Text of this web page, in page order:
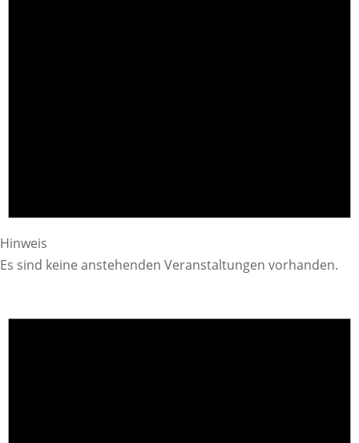
Hinweis
Es sind keine anstehenden Veranstaltungen vorhanden.